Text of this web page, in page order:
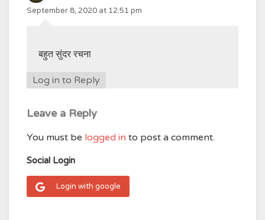
September 8, 2020 at 12:51 pm
बहुत सुंदर रचना
Log in to Reply
Leave a Reply
You must be logged in to post a comment.
Social Login
Login with google